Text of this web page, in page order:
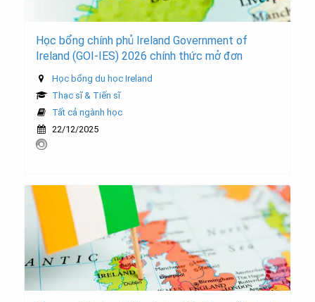
Học bổng chính phủ Ireland Government of
Ireland (GOI-IES) 2026 chính thức mở đơn
Học bổng du học Ireland
Thạc sĩ & Tiến sĩ
Tất cả ngành học
22/12/2025